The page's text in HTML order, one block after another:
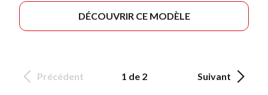
DÉCOUVRIR CE MODÈLE
Précédent 1 de 2 Suivant